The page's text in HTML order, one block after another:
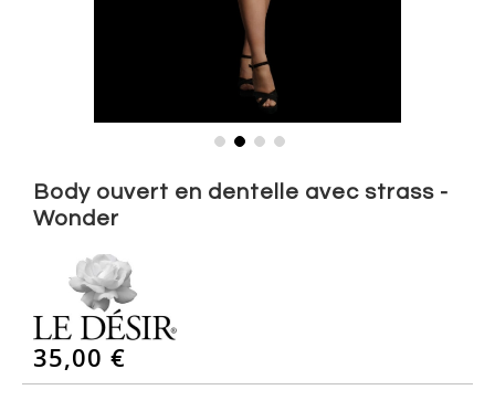
the
beginning
gallery
Body ouvert en dentelle avec strass -
Wonder
35,00 €